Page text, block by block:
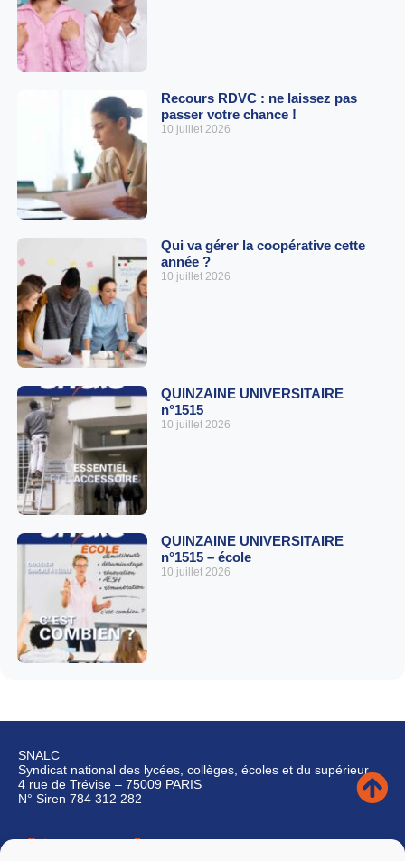
Recours RDVC : ne laissez pas
passer votre chance !
10 juillet 2026
Qui va gérer la coopérative cette
année ?
10 juillet 2026
QUINZAINE UNIVERSITAIRE
n°1515
10 juillet 2026
QUINZAINE UNIVERSITAIRE
n°1515 – école
10 juillet 2026
SNALC
Syndicat national des lycées, collèges, écoles et du supérieur
4 rue de Trévise – 75009 PARIS
N° Siren 784 312 282
Qui sommes-nous ?